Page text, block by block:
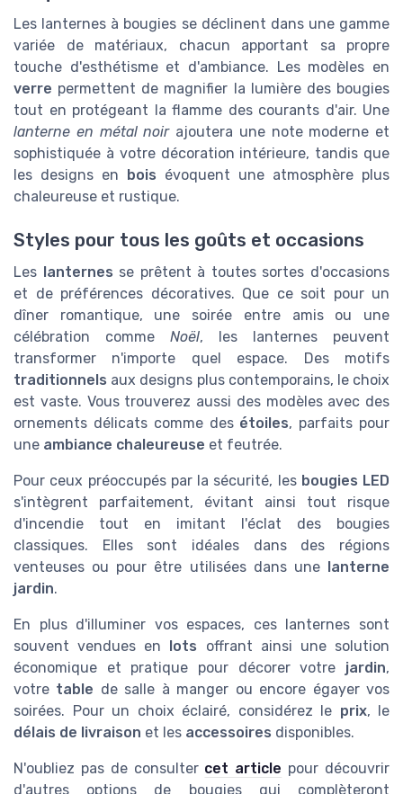
Les lanternes à bougies se déclinent dans une gamme
variée de matériaux, chacun apportant sa propre
touche d'esthétisme et d'ambiance. Les modèles en
verre permettent de magnifier la lumière des bougies
tout en protégeant la flamme des courants d'air. Une
lanterne en métal noirajoutera une note moderne et
sophistiquée à votre décoration intérieure, tandis que
les designs en
bois évoquent une atmosphère plus
chaleureuse et rustique.
Styles pour tous les goûts et occasions
Les lanternes se prêtent à toutes sortes d'occasions
et de préférences décoratives. Que ce soit pour un
dîner romantique, une soirée entre amis ou une
célébration comme Noël, les lanternes peuvent
transformer n'importe quel espace. Des motifs
traditionnels aux designs plus contemporains, le choix
est vaste. Vous trouverez aussi des modèles avec des
ornements délicats comme des étoiles, parfaits pour
une ambiance chaleureuse et feutrée.
Pour ceux préoccupés par la sécurité, les bougies LED
s'intègrent parfaitement, évitant ainsi tout risque
d'incendie tout en imitant l'éclat des bougies
classiques. Elles sont idéales dans des régions
venteuses ou pour être utilisées dans une
lanterne
jardin.
En plus d'illuminer vos espaces, ces lanternes sont
souvent vendues en
lots offrant ainsi une solution
économique et pratique pour décorer votre jardin,
votre table de salle à manger ou encore égayer vos
soirées. Pour un choix éclairé, considérez le prix, le
délais de livraison et les accessoires disponibles.
N'oubliez pas de consulter cet article pour découvrir
d'autres options de bougies qui complèteront